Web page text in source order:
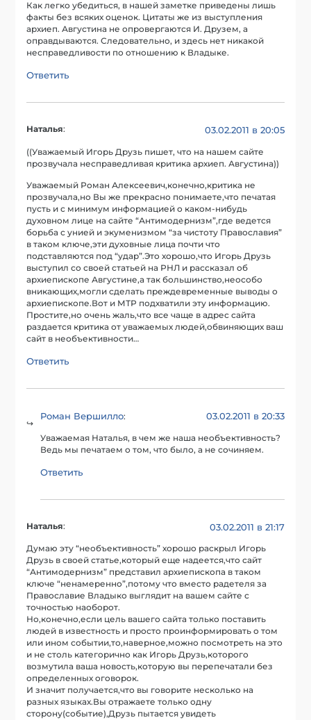
Как легко убедиться, в нашей заметке приведены лишь
факты без всяких оценок. Цитаты же из выступления
архиеп. Августина не опровергаются И. Друзем, а
оправдываются. Следовательно, и здесь нет никакой
несправедливости по отношению к Владыке.
Ответить
Наталья: 03.02.2011 в 20:05
((Уважаемый Игорь Друзь пишет, что на нашем сайте
прозвучала несправедливая критика архиеп. Августина))
Уважаемый Роман Алексеевич,конечно,критика не
прозвучала,но Вы же прекрасно понимаете,что печатая
пусть и с минимум информацией о каком-нибудь
духовном лице на сайте “Антимодернизм”,где ведется
борьба с унией и экуменизмом “за чистоту Православия”
в таком ключе,эти духовные лица почти что
подставляются под “удар”.Это хорошо,что Игорь Друзь
выступил со своей статьей на РНЛ и рассказал об
архиепископе Августине,а так большинство,неособо
вникающих,могли сделать преждевременные выводы о
архиепископе.Вот и МТР подхватили эту информацию.
Простите,но очень жаль,что все чаще в адрес сайта
раздается критика от уважаемых людей,обвиняющих ваш
сайт в необъективности…
Ответить
Роман Вершилло: 03.02.2011 в 20:33
Уважаемая Наталья, в чем же наша необъективность?
Ведь мы печатаем о том, что было, а не сочиняем.
Ответить
Наталья: 03.02.2011 в 21:17
Думаю эту “необъективность” хорошо раскрыл Игорь
Друзь в своей статье,который еще надеется,что сайт
“Антимодернизм” представил архиепископа в таком
ключе “ненамеренно”,потому что вместо радетеля за
Православие Владыко выглядит на вашем сайте с
точностью наоборот.
Но,конечно,если цель вашего сайта только поставить
людей в известность и просто проинформировать о том
или ином событии,то,наверное,можно посмотреть на это
и не столь категорично как Игорь Друзь,которого
возмутила ваша новость,которую вы перепечатали без
определенных оговорок.
И значит получается,что вы говорите несколько на
разных языках.Вы отражаете только одну
сторону(событие),Друзь пытается увидеть